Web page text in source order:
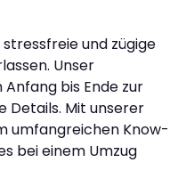
und zügige
Unser
bis Ende zur
Details. Mit unserer
umfangreichen Know-
bei einem Umzug